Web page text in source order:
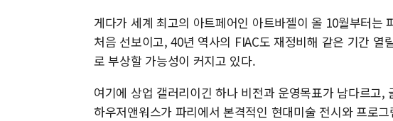
게다가 세계 최고의 아트페어인 아트바젤이 올 10월부터는
처음 선보이고, 40년 역사의 FIAC도 재정비해 같은 기간 열
로 부상할 가능성이 커지고 있다.
여기에 상업 갤러리이긴 하나 비전과 운영목표가 남다르고
하우저앤워스가 파리에서 본격적인 현대미술 전시와 프로